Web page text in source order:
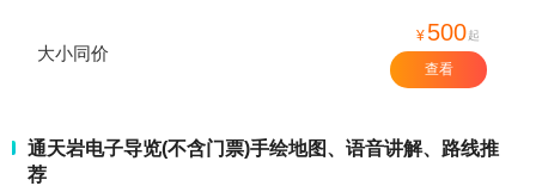
大小同价
¥ 500起
查看
通天岩电子导览(不含门票)手绘地图、语音讲解、路线推
荐